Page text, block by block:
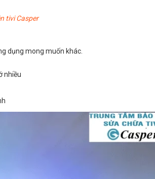
tivi Casper
dụng mong muốn khác.
nhiều